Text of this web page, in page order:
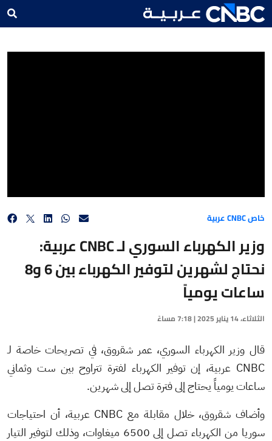
خاص CNBC عربية
وزير الكهرباء السوري لـ CNBC عربية:
نحتاج لشهرين لتوفير الكهرباء بين 6 و8
ساعات يومياً
الثلاثاء، 14 يناير 2025 | 7:18 مساءً
قال وزير الكهرباء السوري، عمر شقروق، في تصريحات خاصة لـ
CNBC عربية، إن توفير الكهرباء لفترة تتراوح بين ست وثماني
ساعات يومياً يحتاج إلى فترة تصل إلى شهرين.
وأضاف شقروق، خلال مقابلة مع CNBC عربية، أن احتياجات
سوريا من الكهرباء تصل إلى 6500 ميغاوات، وذلك لتوفير التيار